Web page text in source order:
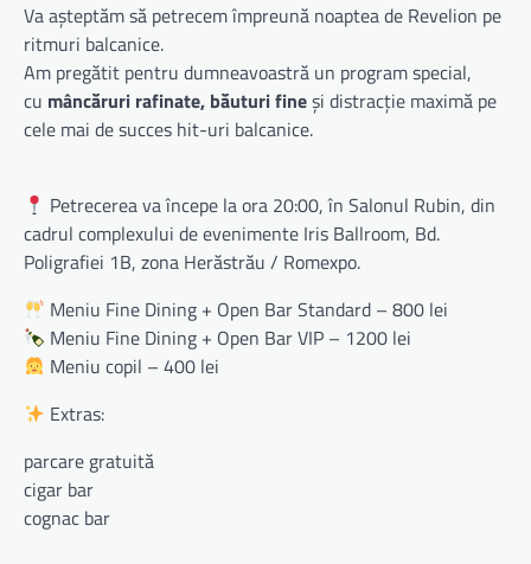
Va așteptăm să petrecem împreună noaptea de Revelion pe
ritmuri balcanice.
Am pregătit pentru dumneavoastră un program special,
cu mâncăruri rafinate, băuturi fineși distracție maximă pe
cele mai de succes hit-uri balcanice.
Petrecerea va începe la ora 20:00, în Salonul Rubin, din
cadrul complexului de evenimente Iris Ballroom, Bd.
Poligrafiei 1B, zona Herăstrău / Romexpo.
Meniu Fine Dining + Open Bar Standard – 800 lei
Meniu Fine Dining + Open Bar VIP – 1200 lei
Meniu copil – 400 lei
Extras:
parcare gratuită
cigar bar
cognac bar